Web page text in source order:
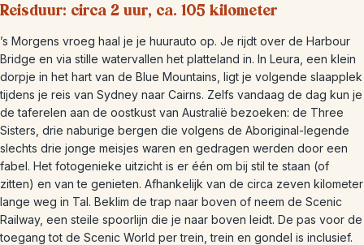
Reisduur: circa 2 uur, ca. 105 kilometer
’s Morgens vroeg haal je je huurauto op. Je rijdt over de Harbour
Bridge en via stille watervallen het platteland in. In Leura, een klein
dorpje in het hart van de Blue Mountains, ligt je volgende slaapplek
tijdens je reis van Sydney naar Cairns. Zelfs vandaag de dag kun je
de taferelen aan de oostkust van Australië bezoeken: de Three
Sisters, drie naburige bergen die volgens de Aboriginal-legende
slechts drie jonge meisjes waren en gedragen werden door een
fabel. Het fotogenieke uitzicht is er één om bij stil te staan (of
zitten) en van te genieten. Afhankelijk van de circa zeven kilometer
lange weg in Tal. Beklim de trap naar boven of neem de Scenic
Railway, een steile spoorlijn die je naar boven leidt. De pas voor de
toegang tot de Scenic World per trein, trein en gondel is inclusief.